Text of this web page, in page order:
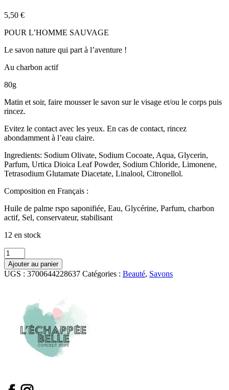
5,50 €
POUR L’HOMME SAUVAGE
Le savon nature qui part à l’aventure !
Au charbon actif
80g
Matin et soir, faire mousser le savon sur le visage et/ou le corps puis
rincez.
Evitez le contact avec les yeux. En cas de contact, rincez
abondamment à l’eau claire.
Ingredients: Sodium Olivate, Sodium Cocoate, Aqua, Glycerin,
Parfum, Urtica Dioica Leaf Powder, Sodium Chloride, Limonene,
Tetrasodium Glutamate Diacetate, Linalool, Citronellol.
Composition en Français :
Huile de palme rspo saponifiée, Eau, Glycérine, Parfum, charbon
actif, Sel, conservateur, stabilisant
12 en stock
quantité
de
Savon
pour
Roseau
Ajouter au panier
UGS : 3700644228637 Catégories : Beauté, Savons